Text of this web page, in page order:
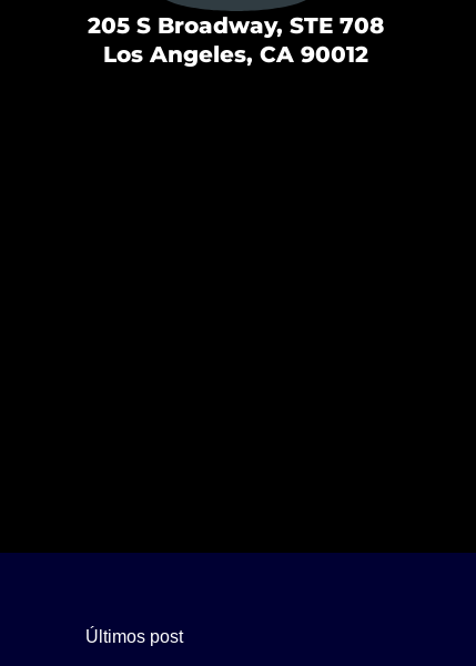
205 S Broadway, STE 708
Los Angeles, CA 90012
Últimos post